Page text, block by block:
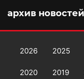
архив новостей
2026 2025
2020 2019